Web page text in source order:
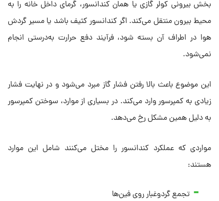
بخش بیرونی کولر گازی یا همان کندانسور، گرمای داخل خانه را به
محیط بیرون منتقل می‌کند. اگر کندانسور کثیف باشد یا مسیر گردش
هوا در اطراف آن بسته شود، فرآیند دفع حرارت به‌درستی انجام
نمی‌شود.
این موضوع باعث بالا رفتن فشار گاز مبرد می‌شود و در نهایت فشار
زیادی به کمپرسور وارد می‌کند. در بسیاری از موارد، سوختن کمپرسور
به دلیل همین مشکل رخ می‌دهد.
مواردی که عملکرد کندانسور را مختل می‌کنند شامل این موارد
هستند:
تجمع گردوغبار روی فین‌ها